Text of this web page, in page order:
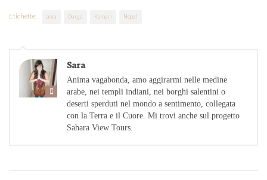
Etichette: asia Durga Kumari Nepal
Sara
Anima vagabonda, amo aggirarmi nelle medine
arabe, nei templi indiani, nei borghi salentini o
deserti sperduti nel mondo a sentimento, collegata
con la Terra e il Cuore. Mi trovi anche sul progetto
Sahara View Tours.